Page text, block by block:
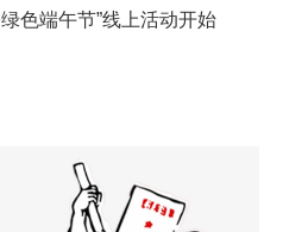
色端午节”线上活动开始